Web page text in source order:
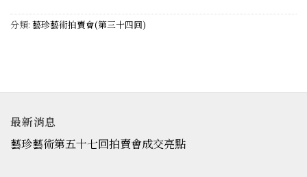
分類: 藝珍藝術拍賣會(第三十四回)
最新消息
藝珍藝術第五十七回拍賣會成交亮點